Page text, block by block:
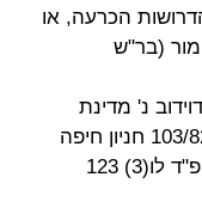
הכרעה, או
(בר"ש
דוידוב נ' מדינת
חניון חיפה
, פ"ד לו(3) 123